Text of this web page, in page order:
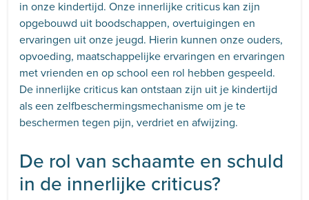
in onze kindertijd. Onze innerlijke criticus kan zijn
opgebouwd uit boodschappen, overtuigingen en
ervaringen uit onze jeugd. Hierin kunnen onze ouders,
opvoeding, maatschappelijke ervaringen en ervaringen
met vrienden en op school een rol hebben gespeeld.
De innerlijke criticus kan ontstaan zijn uit je kindertijd
als een zelfbeschermingsmechanisme om je te
beschermen tegen pijn, verdriet en afwijzing.
De rol van schaamte en schuld
in de innerlijke criticus?